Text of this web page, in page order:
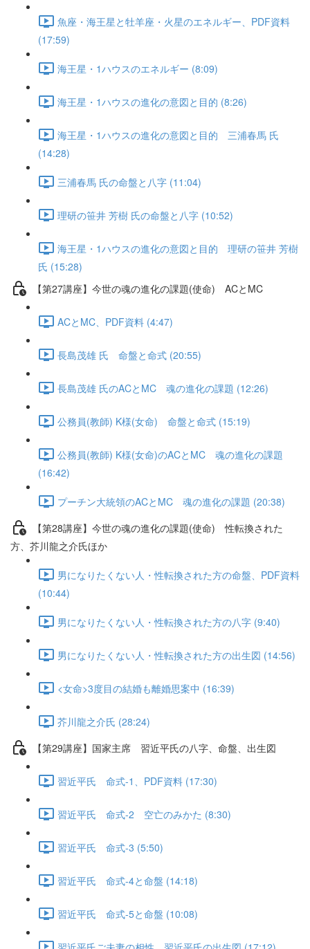
魚座・海王星と牡羊座・火星のエネルギー、PDF資料
(17:59)
海王星・1ハウスのエネルギー (8:09)
海王星・1ハウスの進化の意図と目的 (8:26)
海王星・1ハウスの進化の意図と目的 三浦春馬 氏
(14:28)
三浦春馬 氏の命盤と八字 (11:04)
理研の笹井 芳樹 氏の命盤と八字 (10:52)
海王星・1ハウスの進化の意図と目的 理研の笹井 芳樹
氏 (15:28)
【第27講座】今世の魂の進化の課題(使命) ACとMC
ACとMC、PDF資料 (4:47)
長島茂雄 氏 命盤と命式 (20:55)
長島茂雄 氏のACとMC 魂の進化の課題 (12:26)
公務員(教師) K様(女命) 命盤と命式 (15:19)
公務員(教師) K様(女命)のACとMC 魂の進化の課題
(16:42)
プーチン大統領のACとMC 魂の進化の課題 (20:38)
【第28講座】今世の魂の進化の課題(使命) 性転換された
方、芥川龍之介氏ほか
男になりたくない人・性転換された方の命盤、PDF資料
(10:44)
男になりたくない人・性転換された方の八字 (9:40)
男になりたくない人・性転換された方の出生図 (14:56)
<女命>3度目の結婚も離婚思案中 (16:39)
芥川龍之介氏 (28:24)
【第29講座】国家主席 習近平氏の八字、命盤、出生図
習近平氏 命式-1、PDF資料 (17:30)
習近平氏 命式-2 空亡のみかた (8:30)
習近平氏 命式-3 (5:50)
習近平氏 命式-4と命盤 (14:18)
習近平氏 命式-5と命盤 (10:08)